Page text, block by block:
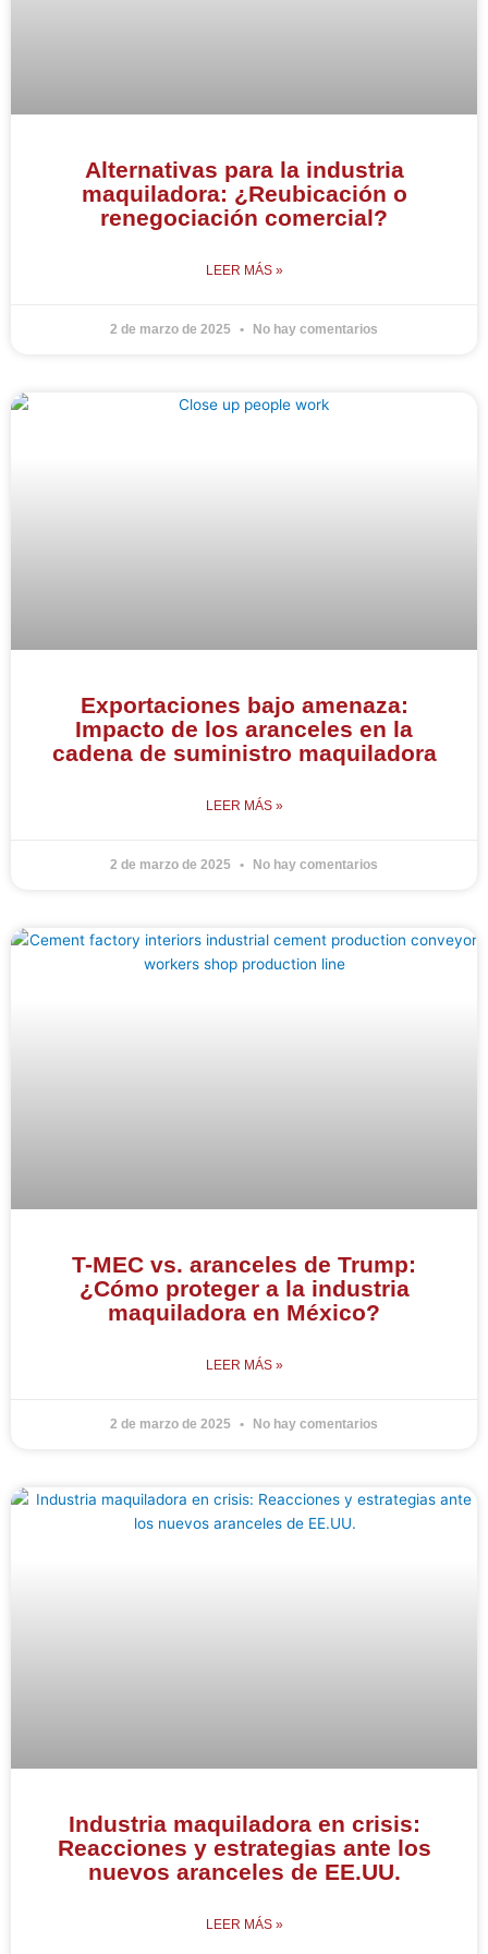
Alternativas para la industria
maquiladora: ¿Reubicación o
renegociación comercial?
LEER MÁS »
2 de marzo de 2025 No hay comentarios
Exportaciones bajo amenaza:
Impacto de los aranceles en la
cadena de suministro maquiladora
LEER MÁS »
2 de marzo de 2025 No hay comentarios
T-MEC vs. aranceles de Trump:
¿Cómo proteger a la industria
maquiladora en México?
LEER MÁS »
2 de marzo de 2025 No hay comentarios
Industria maquiladora en crisis:
Reacciones y estrategias ante los
nuevos aranceles de EE.UU.
LEER MÁS »